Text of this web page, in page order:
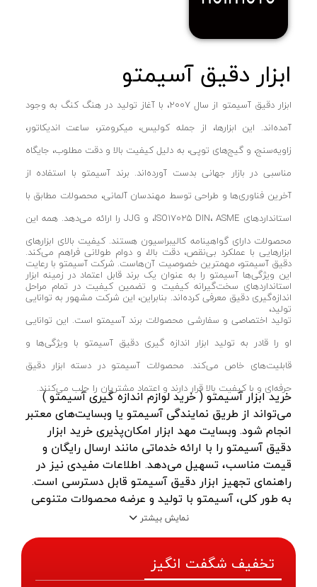
ابزار دقیق آسیمتو
ابزار دقیق آسیمتو از سال 2007، با آغاز تولید در هنگ کنگ به وجود
آمده‌اند. این ابزارها، از جمله کولیس، میکرومتر، ساعت اندیکاتور،
زاویه‌سنج، و گیج‌های توپی، به دلیل کیفیت بالا و دقت مطلوب، جایگاه
مناسبی در بازار جهانی بدست آورده‌اند. برند آسیمتو با استفاده از
آخرین فناوری‌ها و طراحی توسط مهندسان آلمانی، محصولات مطابق با
استانداردهای ISO17025 DIN، ASME، و JJG را ارائه می‌دهد. همه این
محصولات دارای گواهینامه کالیبراسیون هستند. کیفیت بالای ابزارهای
دقیق آسیمتو، مهمترین خصوصیت آن‌هاست. شرکت آسیمتو با رعایت
استانداردهای سخت‌گیرانه کیفیت و تضمین کیفیت در تمام مراحل
تولید،
ابزارهایی با عملکرد بی‌نقص، دقت بالا، و دوام طولانی فراهم می‌کند.
این ویژگی‌ها آسیمتو را به عنوان یک برند قابل اعتماد در زمینه ابزار
اندازه‌گیری دقیق معرفی کرده‌اند. بنابراین، این شرکت مشهور به توانایی
تولید اختصاصی و سفارشی محصولات برند آسیمتو است. این توانایی
او را قادر به تولید ابزار اندازه گیری دقیق آسیمتو با ویژگی‌ها و
قابلیت‌های خاص می‌کند. محصولات آسیمتو در دسته ابزار دقیق
حرفه‌ای و با کیفیت بالا قرار دارند و اعتماد مشتریان را جلب می‌کنند.
خرید ابزار آسیمتو ( خرید لوازم اندازه گیری آسیمتو )
می‌تواند از طریق نمایندگی آسیمتو یا وبسایت‌های معتبر
انجام شود. وبسایت مهد ابزار امکان‌پذیری خرید ابزار
دقیق آسیمتو را با ارائه خدماتی مانند ارسال رایگان و
قیمت مناسب، تسهیل می‌دهد. اطلاعات مفیدی نیز در
راهنمای تجهیز ابزار دقیق آسیمتو قابل دسترسی است.
به طور کلی، آسیمتو با تولید و عرضه محصولات متنوعی
از لوازم اندازه گیری، به یکی از برندهای معتبر و مورد
اعتماد در بازار جهانی تبدیل شده است.
نمایش بیشتر
تخفیف شگفت انگیز